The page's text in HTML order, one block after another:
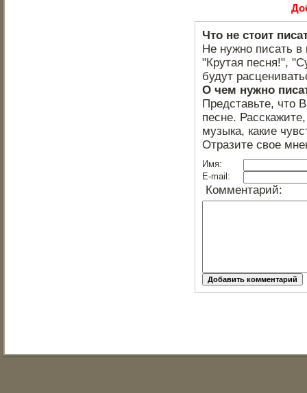
Что не стоит
Не нужно писать в
"Крутая песня!",
будут
О чем нужно
Представьте, что
песне.
музыка, какие
Отразите свое
Имя:
E-mail:
Комментарий: